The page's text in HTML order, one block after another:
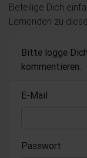
Beteilige Dich
Lernenden zu
Bitte logge
kommentieren.
E-Mail
Passwort